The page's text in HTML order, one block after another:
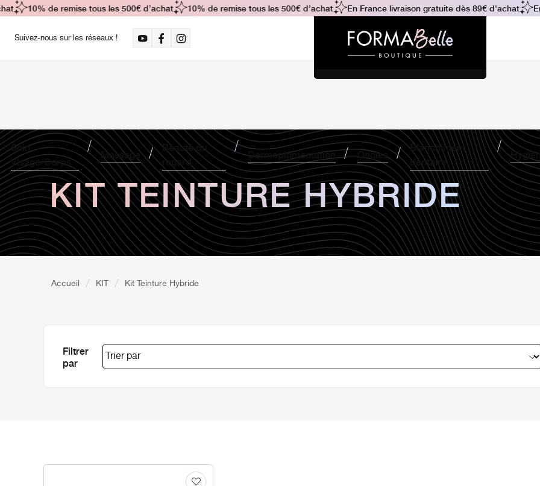
Suivez-nous sur les réseaux !
Soin
Visage/Corps
Massage
Beauté du
regard
Dermopigmentation Ongles
Blanchiment
dentaire
10% de remise tous les 500€ d’achat 10% de remise tous les 500€ d’achat En France livraison gratuite dès 89€ d'achat
KIT TEINTURE HYBRIDE
Accueil KIT Kit Teinture Hybride
Filtrer
par